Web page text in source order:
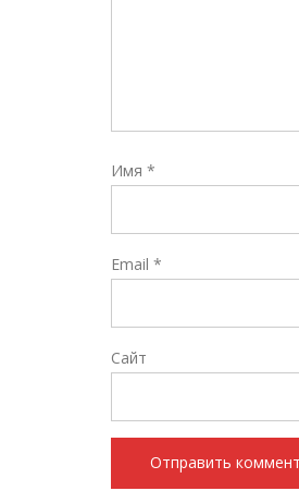
Имя *
Email *
Сайт